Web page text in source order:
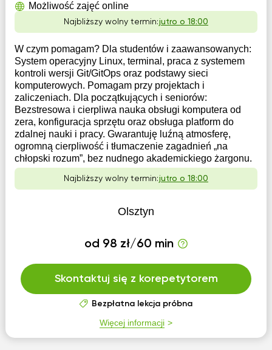
Możliwość zajęć online
Najbliższy wolny termin:jutro o 18:00
W czym pomagam? Dla studentów i zaawansowanych:
System operacyjny Linux, terminal, praca z systemem
kontroli wersji Git/GitOps oraz podstawy sieci
komputerowych. Pomagam przy projektach i
zaliczeniach. Dla początkujących i seniorów:
Bezstresowa i cierpliwa nauka obsługi komputera od
zera, konfiguracja sprzętu oraz obsługa platform do
zdalnej nauki i pracy. Gwarantuję luźną atmosferę,
ogromną cierpliwość i tłumaczenie zagadnień „na
chłopski rozum”, bez nudnego akademickiego żargonu.
Najbliższy wolny termin:jutro o 18:00
Olsztyn
od 98 zł/60 min
Skontaktuj się z korepetytorem
Bezpłatna lekcja próbna
Więcej informacji